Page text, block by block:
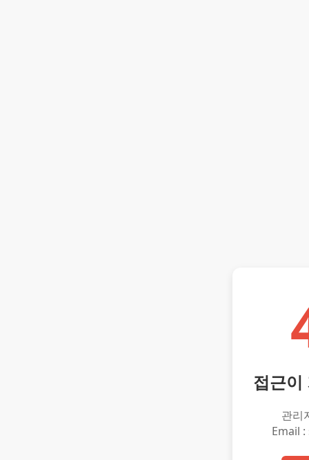
접근이
관리
Email